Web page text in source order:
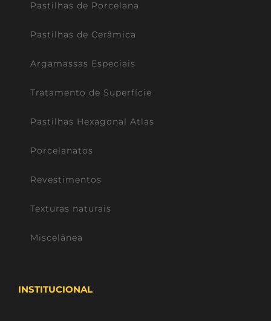
Pastilhas de Porcelana
Pastilhas de Cerâmica
Argamassas Especiais
Tratamento de Superfície
Pastilhas Hexagonal Atlas
Porcelanatos
Revestimentos
Texturas naturais
Miscelânea
INSTITUCIONAL